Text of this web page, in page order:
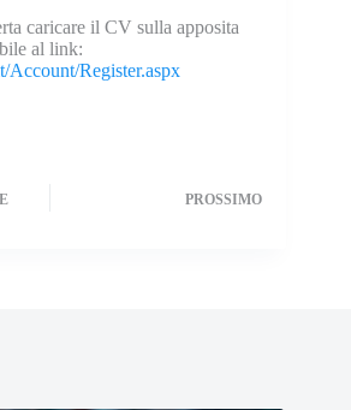
caricare il CV sulla apposita
al link:
Account/Register.aspx
PROSSIMO